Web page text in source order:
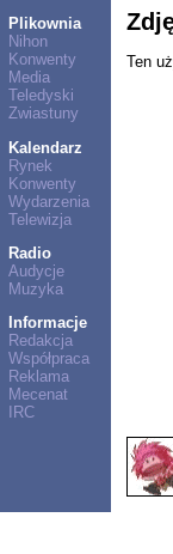
Plikownia
Nihon
Konwenty
Media
Teledyski
Zwiastuny
Kalendarz
Rynek
Konwenty
Wydarzenia
Telewizja
Radio
Audycje
Muzyka
Informacje
Redakcja
Współpraca
Reklama
Mecenat
IRC
Ten